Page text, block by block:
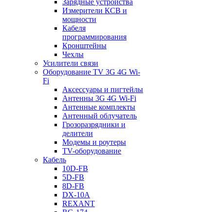
Зарядные устройства
Измерители КСВ и
мощности
Кабеля
программирования
Кронштейны
Чехлы
Усилители связи
Оборудование TV 3G 4G Wi-
Fi
Аксессуары и пигтейлы
Антенны 3G 4G Wi-Fi
Антенные комплекты
Антенный облучатель
Грозоразрядники и
делители
Модемы и роутеры
TV-оборудование
Кабель
10D-FB
5D-FB
8D-FB
DX-10A
REXANT